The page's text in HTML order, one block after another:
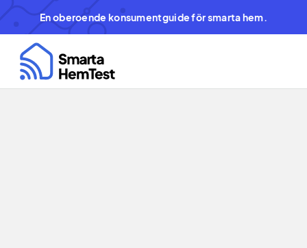
En oberoende konsumentguide för smarta hem.